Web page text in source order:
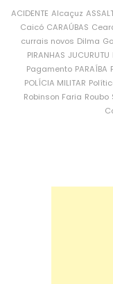
ACIDENTE Alcaçuz
Caicó CARAÚBAS
currais novos Dilma
PIRANHAS JUCURUTU
Pagamento PARAÍBA
POLÍCIA MILITAR
Robinson Faria Roubo